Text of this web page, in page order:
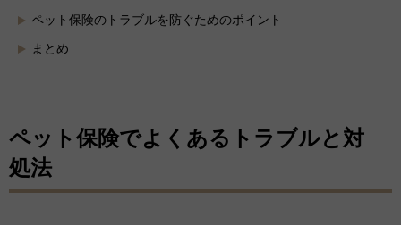
ペット保険のトラブルを防ぐためのポイント
まとめ
ペット保険でよくあるトラブルと対
処法